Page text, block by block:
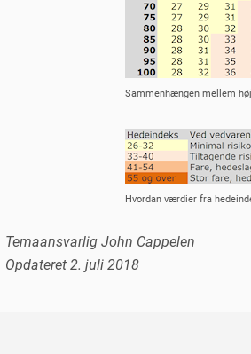
Sammenhængen mellem
Hvordan værdier fra
Temaansvarlig John Cappelen
Opdateret 2. juli 2018